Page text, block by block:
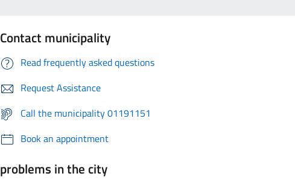
Contact municipality
Read frequently asked questions
Request Assistance
Call the municipality 01191151
Book an appointment
problems in the city